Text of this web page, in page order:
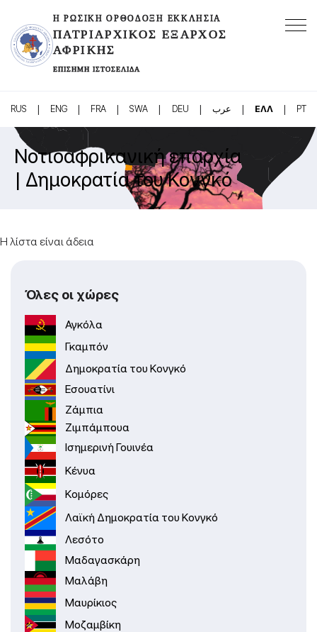
Η ΡΩΣΙΚΉ ΟΡΘΌΔΟΞΗ ΕΚΚΛΗΣΊΑ
ΠΑΤΡΙΑΡΧΙΚΌΣ ΈΞΑΡΧΟΣ
ΑΦΡΙΚΉΣ
ΕΠΊΣΗΜΗ ΙΣΤΟΣΕΛΊΔΑ
RUS | ENG | FRA | SWA | DEU | عرب | ΕΛΛ | PT
Νοτιοαφρικανική επαρχία
| Δημοκρατία του Κονγκό
Η λίστα είναι άδεια
Όλες οι χώρες
Αγκόλα
Γκαμπόν
Δημοκρατία του Κονγκό
Εσουατίνι
Ζάμπια
Ζιμπάμπουα
Ισημερινή Γουινέα
Κένυα
Κομόρες
Λαϊκή Δημοκρατία του Κονγκό
Λεσότο
Μαδαγασκάρη
Μαλάβη
Μαυρίκιος
Μοζαμβίκη